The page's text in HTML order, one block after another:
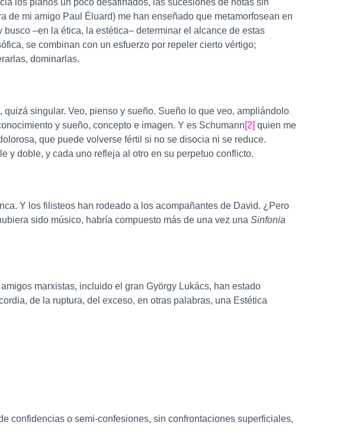
los pianos un poco desafinados, las sucesiones de notas sin
de mi amigo Paul Éluard) me han enseñado que metamorfosean en
–en la ética, la estética– determinar el alcance de estas
se combinan con un esfuerzo por repeler cierto vértigo;
dominarlas.
singular. Veo, pienso y sueño. Sueño lo que veo, ampliándolo
y sueño, concepto e imagen. Y es Schumann[2] quien me
que puede volverse fértil si no se disocia ni se reduce.
y doble, y cada uno refleja al otro en su perpetuo conflicto.
Y los filisteos han rodeado a los acompañantes de David. ¿Pero
sido músico, habría compuesto más de una vez una Sinfonia
marxistas, incluido el gran György Lukács, han estado
de la ruptura, del exceso, en otras palabras, una Estética
confidencias o semi-confesiones, sin confrontaciones superficiales,